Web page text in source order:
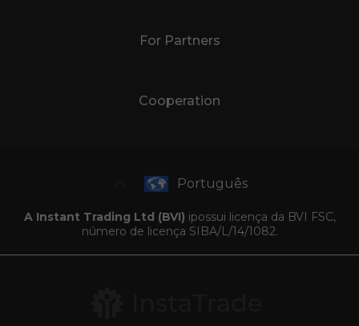
For Partners
Cooperation
Português
A Instant Trading Ltd (BVI) ipossui licença da BVI FSC,
número de licença SIBA/L/14/1082.